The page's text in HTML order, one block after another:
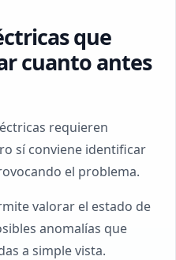
que
cuanto antes
requieren
sí conviene identificar
el problema.
valorar el estado de
anomalías que
a simple vista.